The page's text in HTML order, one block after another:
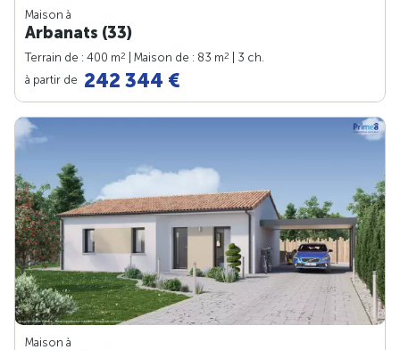
Maison à
Arbanats (33)
Terrain de : 400 m2 | Maison de : 83 m2
| 3 ch.
à partir de 242 344 €
Maison à